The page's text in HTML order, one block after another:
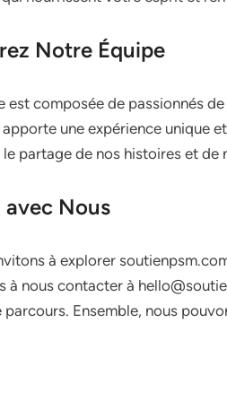
Notre Équipe
est composée de passionnés
apporte une expérience unique
partage de nos histoires et
avec Nous
à explorer
à nous contacter à
Ensemble, nous